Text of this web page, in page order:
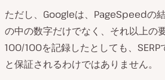
ただし、Googleは、PageSpeedの
の中の数字だけでなく、それ以上の
100/100を記録したとしても、SERP
と保証されるわけではありません。